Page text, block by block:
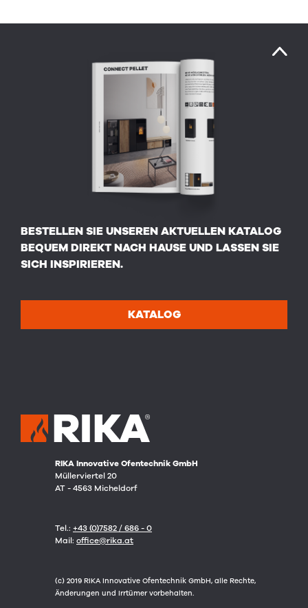
RIKA Innovative Ofentechnik GmbH
Müllerviertel 20
AT - 4563 Micheldorf
Tel.: +43 (0)7582 / 686 - 0
Mail: office@rika.at
(c) 2019 RIKA Innovative Ofentechnik GmbH, alle Rechte,
Änderungen und Irrtümer vorbehalten.
BESTELLEN SIE UNSEREN AKTUELLEN KATALOG
BEQUEM DIREKT NACH HAUSE UND LASSEN SIE
SICH INSPIRIEREN.
KATALOG